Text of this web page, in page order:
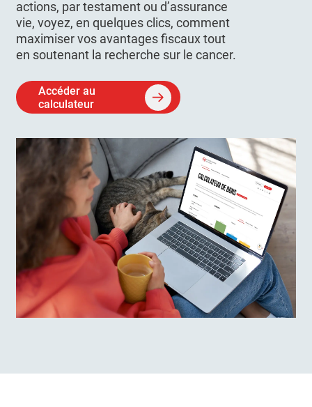
actions, par testament ou d’assurance
vie, voyez, en quelques clics, comment
maximiser vos avantages fiscaux tout
en soutenant la recherche sur le cancer.
Accéder au
calculateur